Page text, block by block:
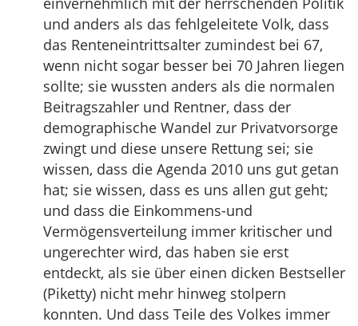
und anders als das fehlgeleitete Volk, dass
das Renteneintrittsalter zumindest bei 67,
wenn nicht sogar besser bei 70 Jahren liegen
sollte; sie wussten anders als die normalen
Beitragszahler und Rentner, dass der
demographische Wandel zur Privatvorsorge
zwingt und diese unsere Rettung sei; sie
wissen, dass die Agenda 2010 uns gut getan
hat; sie wissen, dass es uns allen gut geht;
und dass die Einkommens-und
Vermögensverteilung immer kritischer und
ungerechter wird, das haben sie erst
entdeckt, als sie über einen dicken Bestseller
(Piketty) nicht mehr hinweg stolpern
konnten. Und dass Teile des Volkes immer